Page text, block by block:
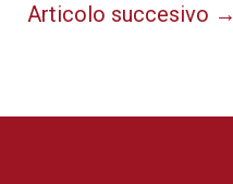
Articolo succesivo →